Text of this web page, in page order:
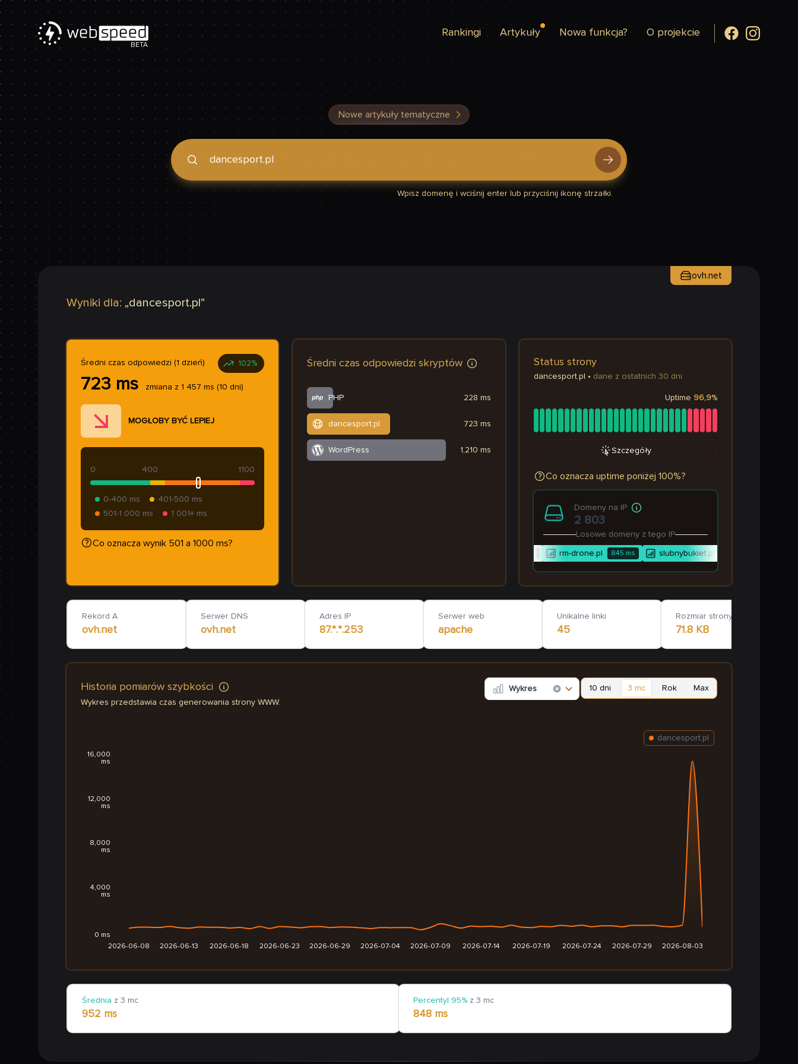
BETA
Rankingi Artykuły Nowa funkcja? O projekcie
Nowe artykuły tematyczne
Podaj domenę, by sprawdzić, czy Twoja strona jest szybka
Wpisz domenę i wciśnij enter lub przyciśnij ikonę strzałki.
Wyniki dla: „dancesport.pl ”
ovh.net
Średni czas odpowiedzi (1 dzień) 102%
723 ms zmiana z 1 457 ms (10 dni)
MOGŁOBY BYĆ LEPIEJ
400
0 1100
0-400 ms
401-500 ms
501-1 000 ms
1 001+ ms
Co oznacza wynik 501 a 1000 ms?
Średni czas odpowiedzi skryptów
PHP
dancesport.pl
WordPress
228 ms
723 ms
1,210 ms
Status strony
dancesport.pl • dane z ostatnich 30 dni
Uptime 96,9%
Szczegóły
Co oznacza uptime poniżej 100%?
Domeny na IP
2 803
Losowe domeny z tego IP
rm-drone.pl 845ms slubnybukiet.pl
Rekord A
ovh.net
Serwer DNS
ovh.net
Adres IP
87.*.*.253
Serwer web
apache
Unikalne linki
45
Rozmiar strony głównej
71.8 KB
Historia pomiarów szybkości
Wykres przedstawia czas generowania strony WWW.
Wykres 10 dni 3 mc Rok Max
2026-06-08 2026-06-13 2026-06-18 2026-06-23 2026-06-29 2026-07-04 2026-07-09 2026-07-14 2026-07-19 2026-07-24 2026-07-29 2026-08-03
0 ms
4,000
ms
8,000
ms
12,000
ms
16,000
ms
dancesport.pl
Średnia z 3 mc
952 ms
Percentyl 95% z 3 mc
848 ms